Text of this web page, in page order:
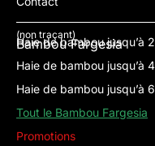
Bambou Fargesia
(non traçant)
Haie de bambou jusqu’à
Haie de bambou jusqu’à
Haie de bambou jusqu’à
Tout le Bambou Fargesia
Promotions